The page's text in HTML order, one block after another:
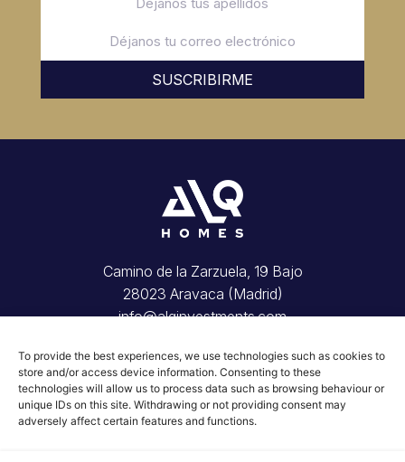
To provide the best experiences, we use technologies such as cookies to
store and/or access device information. Consenting to these
technologies will allow us to process data such as browsing behaviour or
unique IDs on this site. Withdrawing or not providing consent may
adversely affect certain features and functions.
SUSCRIBIRME
Camino de la Zarzuela, 19 Bajo
28023 Aravaca (Madrid)
info@alqinvestments.com
Tu vivienda
Invierte con nosotros
Conócenos
Blog